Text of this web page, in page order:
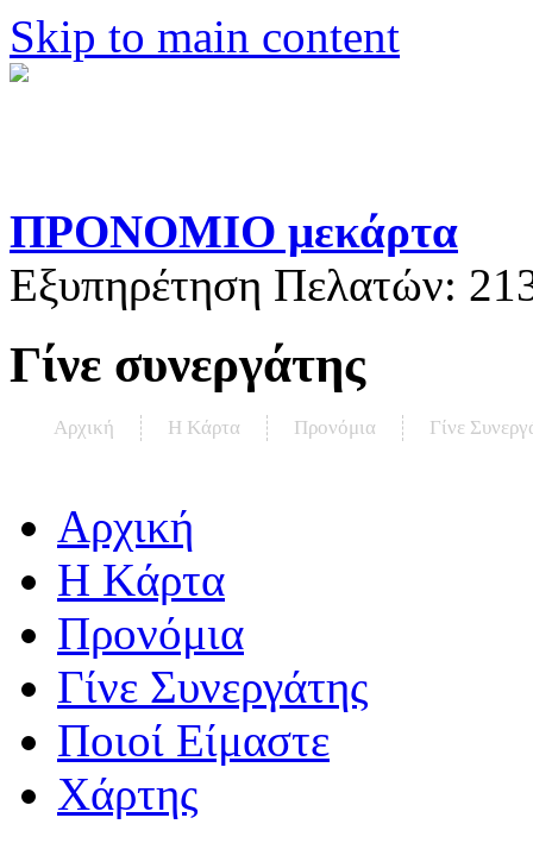
Skip to main content
ΠΡΟΝΟΜΙΟ μεκάρτα
Εξυπηρέτηση Πελατών:
Γίνε συνεργάτης
Αρχική Η Kάρτα Προνόμια Γίνε
Αρχική
Η Kάρτα
Προνόμια
Γίνε Συνεργάτης
Ποιοί Είμαστε
Χάρτης